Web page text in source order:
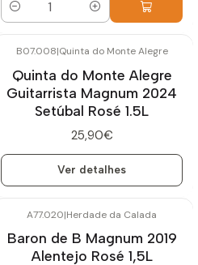
Quantidade
B07.008|Quinta do Monte Alegre
Quinta do Monte Alegre
Guitarrista Magnum 2024
Setúbal Rosé 1.5L
25,90€
Ver detalhes
A77.020|Herdade da Calada
Baron de B Magnum 2019
Alentejo Rosé 1,5L